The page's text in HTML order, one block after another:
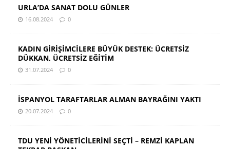
URLA’DA SANAT DOLU GÜNLER
16.08.2024 0
KADIN GİRİŞİMCİLERE BÜYÜK DESTEK: ÜCRETSİZ
DÜKKAN, ÜCRETSİZ EĞİTİM
31.07.2024 0
İSPANYOL TARAFTARLAR ALMAN BAYRAĞINI YAKTI
20.07.2024 0
TDU YENİ YÖNETİCİLERİNİ SEÇTİ – REMZİ KAPLAN